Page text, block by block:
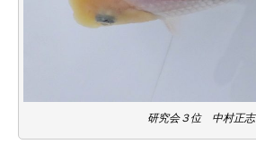
研究会３位 中村正志